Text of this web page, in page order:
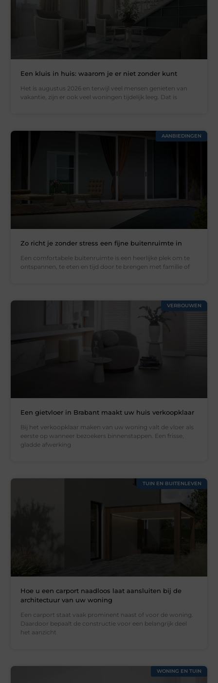
Een kluis in huis: waarom je er niet zonder kunt
Het is augustus 2026 en terwijl veel mensen genieten van
vakantie, zijn er ook veel woningen tijdelijk leeg. Dat is
AANBIEDINGEN
Zo richt je zonder stress een fijne buitenruimte in
Een comfortabele buitenruimte is een heerlijke plek om te
ontspannen, te eten en tijd door te brengen met familie of
VERBOUWEN
Een gietvloer in Brabant maakt uw huis verkoopklaar
Bij het verkoopklaar maken van uw woning valt de vloer als
eerste op wanneer bezoekers binnenstappen. Een frisse,
gladde afwerking
TUIN EN BUITENLEVEN
Hoe u een carport naadloos laat aansluiten bij de
architectuur van uw woning
Een carport staat vaak prominent naast of voor de woning.
Daardoor bepaalt de constructie voor een belangrijk deel
het aanzicht
WONING EN TUIN